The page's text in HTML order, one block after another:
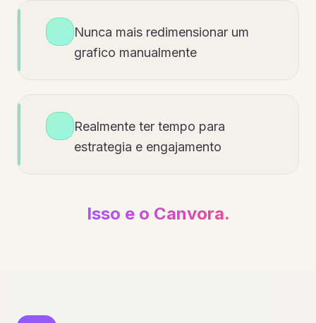
Nunca mais redimensionar um
grafico manualmente
Realmente ter tempo para
estrategia e engajamento
Isso e o Canvora.